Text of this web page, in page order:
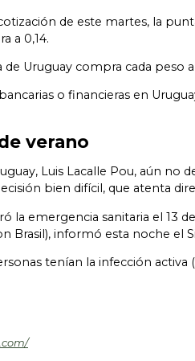
de este martes, la
a 0,14.
de Uruguay compra cada peso
o financieras en
verano
Luis Lacalle Pou, aún no
bien difícil, que atenta
la emergencia sanitaria el 13
Brasil), informó esta noche el
tenían la infección